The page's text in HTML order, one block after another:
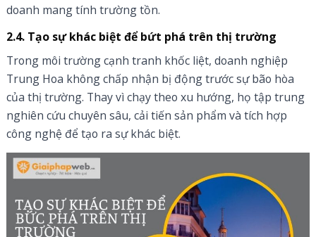
doanh mang tính trường tồn.
2.4. Tạo sự khác biệt để bứt phá trên thị trường
Trong môi trường cạnh tranh khốc liệt, doanh nghiệp
Trung Hoa không chấp nhận bị động trước sự bão hòa
của thị trường. Thay vì chạy theo xu hướng, họ tập trung
nghiên cứu chuyên sâu, cải tiến sản phẩm và tích hợp
công nghệ để tạo ra sự khác biệt.